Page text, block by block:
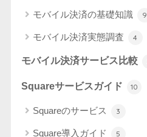
モバイル決済の基礎知識 9
モバイル決済実態調査 4
モバイル決済サービス比較
Squareサービスガイド 10
Squareのサービス 3
Square導入ガイド 5